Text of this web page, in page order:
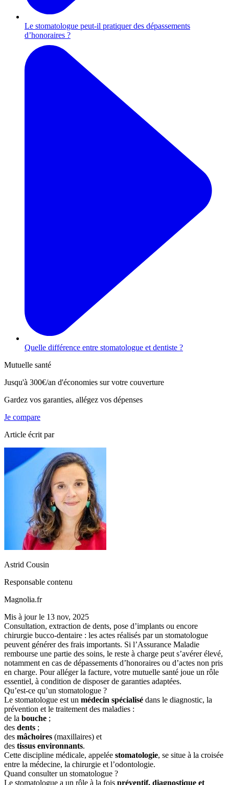
Le stomatologue peut-il pratiquer des dépassements
d’honoraires ?
Quelle différence entre stomatologue et dentiste ?
Mutuelle santé
Jusqu'à 300€/an d'économies sur votre couverture
Gardez vos garanties, allégez vos dépenses
Je compare
Article écrit par
Astrid Cousin
Responsable contenu
Magnolia.fr
Mis à jour le 13 nov, 2025
Consultation, extraction de dents, pose d’implants ou encore
chirurgie bucco-dentaire : les actes réalisés par un stomatologue
peuvent générer des frais importants. Si l’Assurance Maladie
rembourse une partie des soins, le reste à charge peut s’avérer élevé,
notamment en cas de dépassements d’honoraires ou d’actes non pris
en charge. Pour alléger la facture, votre mutuelle santé joue un rôle
essentiel, à condition de disposer de garanties adaptées.
Qu’est-ce qu’un stomatologue ?
Le stomatologue est un médecin spécialisé dans le diagnostic, la
prévention et le traitement des maladies :
de la bouche ;
des dents ;
des mâchoires (maxillaires) et
des tissus environnants.
Cette discipline médicale, appelée stomatologie, se situe à la croisée
entre la médecine, la chirurgie et l’odontologie.
Quand consulter un stomatologue ?
Le stomatologue a un rôle à la fois préventif, diagnostique et